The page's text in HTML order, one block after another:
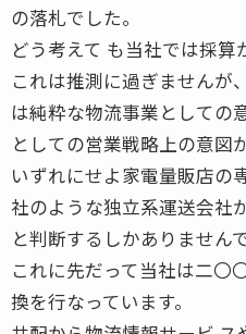
の落札でした。
どう考えて も当社では採算
これは推測に過ぎませんが
は純粋な物流事業としての
としての営業戦略上の意図
いずれにせよ家電量販店の
社のような独立系運送会社
と判断するしかありません
これに先だって当社は二〇
換を行なっています。